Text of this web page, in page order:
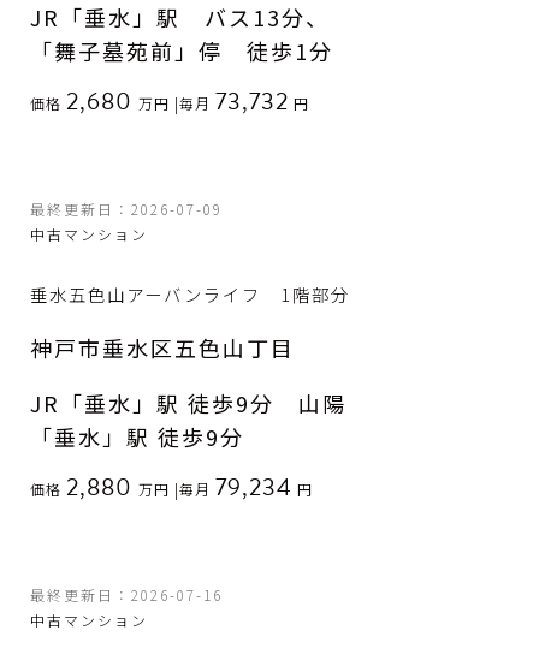
JR「垂水」駅 バス13分、
「舞子墓苑前」停 徒歩1分
価格 2,680 万円 |毎月 73,732 円
最終更新日：2026-07-09
中古マンション
垂水五色山アーバンライフ 1階部分
神戸市垂水区五色山丁目
JR「垂水」駅 徒歩9分 山陽
「垂水」駅 徒歩9分
価格 2,880 万円 |毎月 79,234 円
最終更新日：2026-07-16
中古マンション